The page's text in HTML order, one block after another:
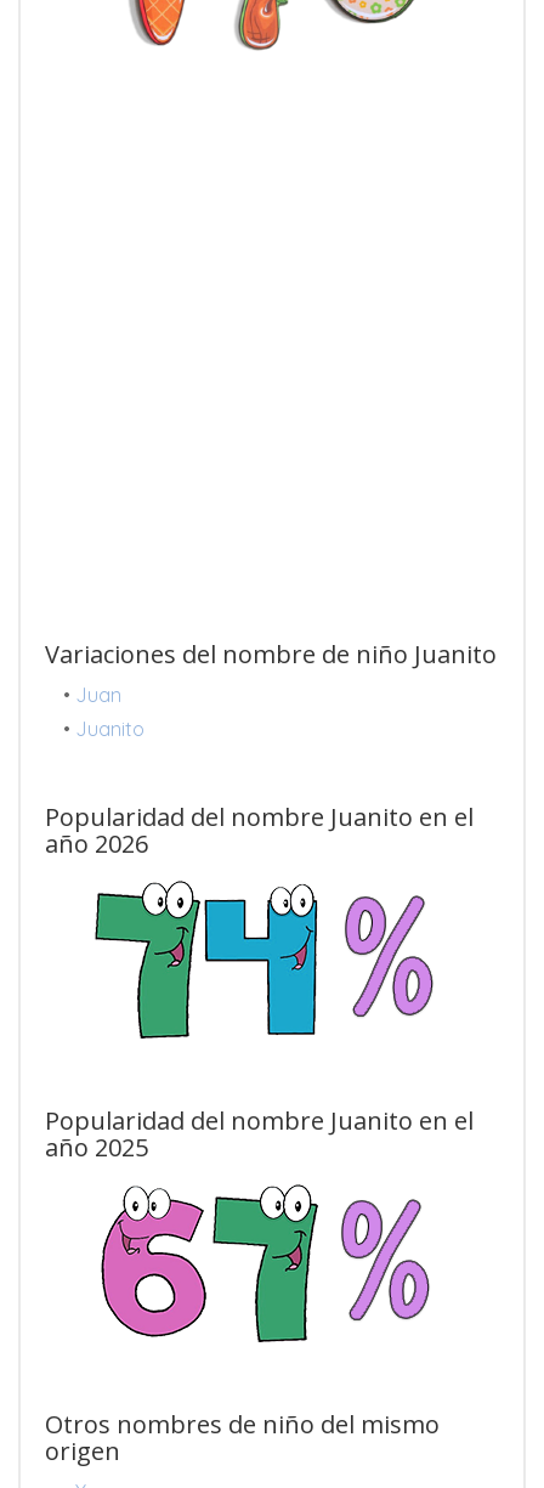
Variaciones del nombre de niño Juanito
• Juan
• Juanito
Popularidad del nombre Juanito en el
año 2026
Popularidad del nombre Juanito en el
año 2025
Otros nombres de niño del mismo
origen